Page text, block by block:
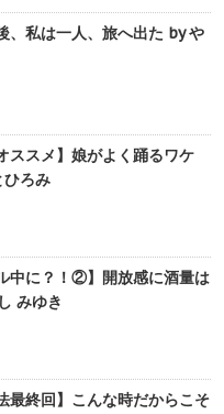
、私は一人、旅へ出た by や
ススメ】娘がよく踊るワケ
ひろみ
中に？！②】開放感に酒量は
みゆき
最終回】こんな時だからこそ